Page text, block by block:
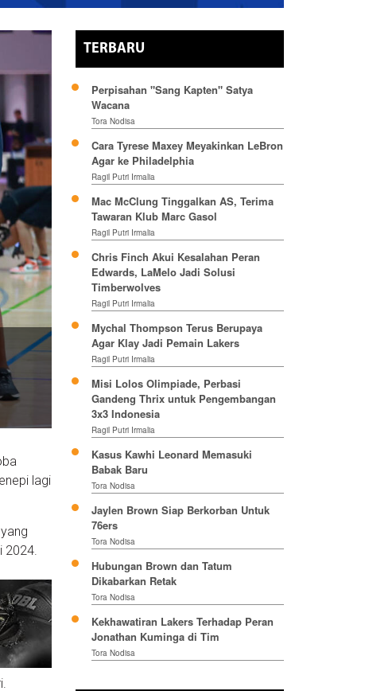
lagi
2024.
TERBARU
Perpisahan "Sang Kapten" Satya
Wacana
Tora Nodisa
Cara Tyrese Maxey Meyakinkan LeBron
Agar ke Philadelphia
Ragil Putri Irmalia
Mac McClung Tinggalkan AS, Terima
Tawaran Klub Marc Gasol
Ragil Putri Irmalia
Chris Finch Akui Kesalahan Peran
Edwards, LaMelo Jadi Solusi
Timberwolves
Ragil Putri Irmalia
Mychal Thompson Terus Berupaya
Agar Klay Jadi Pemain Lakers
Ragil Putri Irmalia
Misi Lolos Olimpiade, Perbasi
Gandeng Thrix untuk Pengembangan
3x3 Indonesia
Ragil Putri Irmalia
Kasus Kawhi Leonard Memasuki
Babak Baru
Tora Nodisa
Jaylen Brown Siap Berkorban Untuk
76ers
Tora Nodisa
Hubungan Brown dan Tatum
Dikabarkan Retak
Tora Nodisa
Kekhawatiran Lakers Terhadap Peran
Jonathan Kuminga di Tim
Tora Nodisa